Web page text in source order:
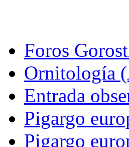
Foros
Ornitología
Entrada
Pigargo
Pigargo